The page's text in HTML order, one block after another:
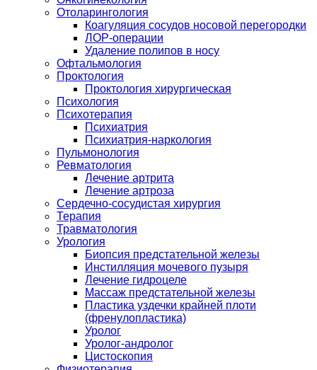
Отоларингология
Коагуляция сосудов носовой перегородки
ЛОР-операции
Удаление полипов в носу
Офтальмология
Проктология
Проктология хирургическая
Психология
Психотерапия
Психиатрия
Психиатрия-наркология
Пульмонология
Ревматология
Лечение артрита
Лечение артроза
Сердечно-сосудистая хирургия
Терапия
Травматология
Урология
Биопсия предстательной железы
Инстилляция мочевого пузыря
Лечение гидроцеле
Массаж предстательной железы
Пластика уздечки крайней плоти
(френулопластика)
Уролог
Уролог-андролог
Цистоскопия